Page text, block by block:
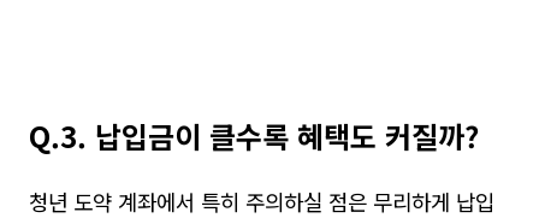
Q.3. 납입금이 클수록 혜택도 커질까?
청년 도약 계좌에서 특히 주의하실 점은 무리하게 납입